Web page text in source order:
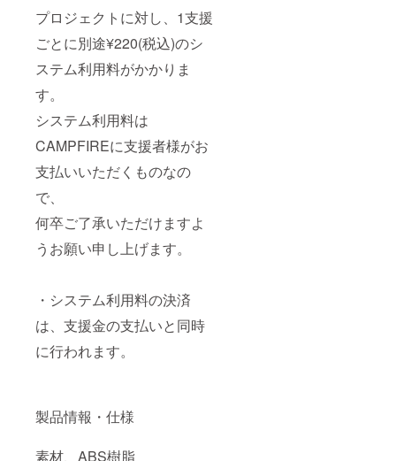
プロジェクトに対し、1支援
ごとに別途¥220(税込)のシ
ステム利用料がかかりま
す。
システム利用料は
CAMPFIREに支援者様がお
支払いいただくものなの
で、
何卒ご了承いただけますよ
うお願い申し上げます。
・システム利用料の決済
は、支援金の支払いと同時
に行われます。
製品情報・仕様
素材、ABS樹脂